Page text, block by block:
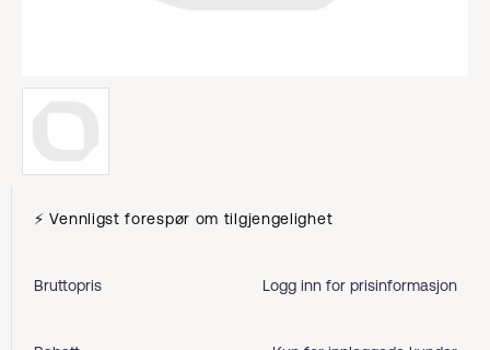
⚡ Vennligst forespør om tilgjengelighet
Bruttopris Logg inn for prisinformasjon